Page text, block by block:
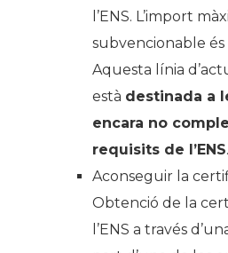
l’ENS. L’import
subvencionable és
Aquesta línia
està destinada a
encara no
requisits de l’ENS.
Aconseguir la
Obtenció de la
l’ENS a través